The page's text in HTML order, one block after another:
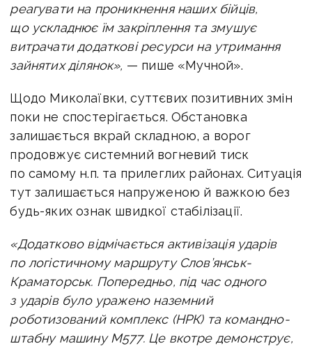
реагувати на проникнення наших бійців,
що ускладнює їм закріплення та змушує
витрачати додаткові ресурси на утримання
зайнятих ділянок», — пише «Мучной».
Щодо Миколаївки, суттєвих позитивних змін
поки не спостерігається. Обстановка
залишається вкрай складною, а ворог
продовжує системний вогневий тиск
по самому н.п. та прилеглих районах. Ситуація
тут залишається напруженою й важкою без
будь-яких ознак швидкої стабілізації.
«Додатково відмічається активізація ударів
по логістичному маршруту Слов’янськ-
Краматорськ. Попередньо, під час одного
з ударів було уражено наземний
роботизований комплекс (НРК) та командно-
штабну машину M577. Це вкотре демонструє,